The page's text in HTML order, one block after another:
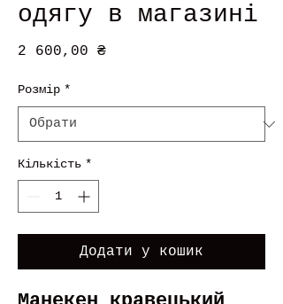
одягу в магазині
2 600,00 ₴Ціна
Розмір *
Кількість *
Додати у кошик